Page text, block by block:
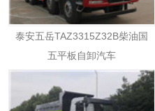
泰安五岳TAZ3315Z32B柴油国
五平板自卸汽车